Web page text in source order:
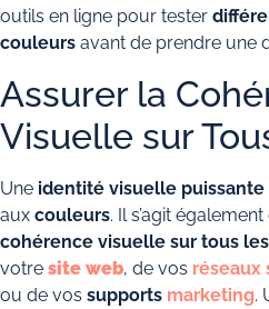
outils en ligne pour tester
couleurs avant de prendre une
Assurer la
Visuelle sur
Une identité visuelle puissante
aux couleurs. Il s’agit également
cohérence visuelle sur tous
votre site web, de vos réseaux
ou de vos supports marketing.